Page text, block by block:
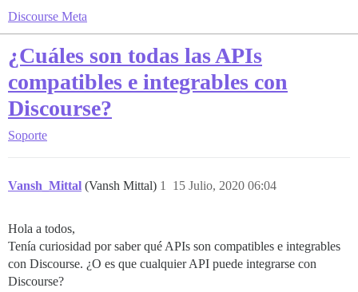
Discourse Meta
¿Cuáles son todas las APIs
compatibles e integrables con
Discourse?
Soporte
Vansh_Mittal (Vansh Mittal) 15 Julio, 2020 06:04
1
Hola a todos,
Tenía curiosidad por saber qué APIs son compatibles e integrables
con Discourse. ¿O es que cualquier API puede integrarse con
Discourse?